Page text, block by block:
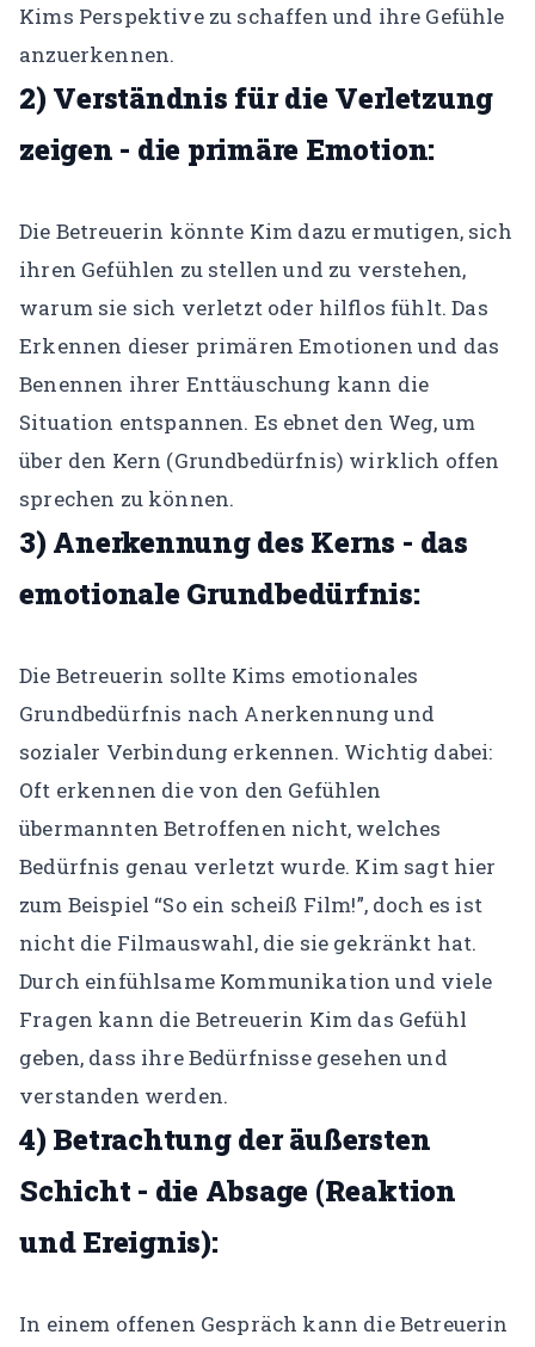
Kims Perspektive zu schaffen und ihre Gefühle
anzuerkennen.
2) Verständnis für die Verletzung
zeigen - die primäre Emotion:
Die Betreuerin könnte Kim dazu ermutigen, sich
ihren Gefühlen zu stellen und zu verstehen,
warum sie sich verletzt oder hilflos fühlt. Das
Erkennen dieser primären Emotionen und das
Benennen ihrer Enttäuschung kann die
Situation entspannen. Es ebnet den Weg, um
über den Kern (Grundbedürfnis) wirklich offen
sprechen zu können.
3) Anerkennung des Kerns - das
emotionale Grundbedürfnis:
Die Betreuerin sollte Kims emotionales
Grundbedürfnis nach Anerkennung und
sozialer Verbindung erkennen. Wichtig dabei:
Oft erkennen die von den Gefühlen
übermannten Betroffenen nicht, welches
Bedürfnis genau verletzt wurde. Kim sagt hier
zum Beispiel “So ein scheiß Film!”, doch es ist
nicht die Filmauswahl, die sie gekränkt hat.
Durch einfühlsame Kommunikation und viele
Fragen kann die Betreuerin Kim das Gefühl
geben, dass ihre Bedürfnisse gesehen und
verstanden werden.
4) Betrachtung der äußersten
Schicht - die Absage (Reaktion
und Ereignis):
In einem offenen Gespräch kann die Betreuerin